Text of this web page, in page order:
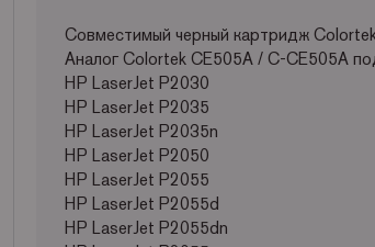
Совместимый черный картридж
Аналог Сolortek CE505A / C-CE505A
HP LaserJet P2030
HP LaserJet P2035
HP LaserJet P2035n
HP LaserJet P2050
HP LaserJet P2055
HP LaserJet P2055d
HP LaserJet P2055dn